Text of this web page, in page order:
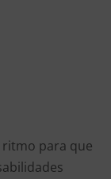
para que